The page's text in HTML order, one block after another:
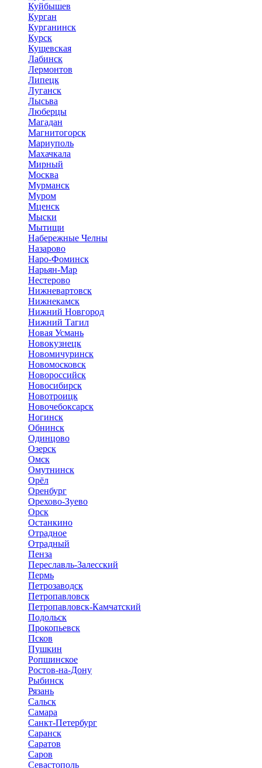
Куйбышев
Курган
Курганинск
Курск
Кущевская
Лабинск
Лермонтов
Липецк
Луганск
Лысьва
Люберцы
Магадан
Магнитогорск
Мариуполь
Махачкала
Мирный
Москва
Мурманск
Муром
Мценск
Мыски
Мытищи
Набережные Челны
Назарово
Наро-Фоминск
Нарьян-Мар
Нестерово
Нижневартовск
Нижнекамск
Нижний Новгород
Нижний Тагил
Новая Усмань
Новокузнецк
Новомичуринск
Новомосковск
Новороссийск
Новосибирск
Новотроицк
Новочебоксарск
Ногинск
Обнинск
Одинцово
Озерск
Омск
Омутнинск
Орёл
Оренбург
Орехово-Зуево
Орск
Останкино
Отрадное
Отрадный
Пенза
Переславль-Залесский
Пермь
Петрозаводск
Петропавловск
Петропавловск-Камчатский
Подольск
Прокопьевск
Псков
Пушкин
Ропшинское
Ростов-на-Дону
Рыбинск
Рязань
Сальск
Самара
Санкт-Петербург
Саранск
Саратов
Саров
Севастополь